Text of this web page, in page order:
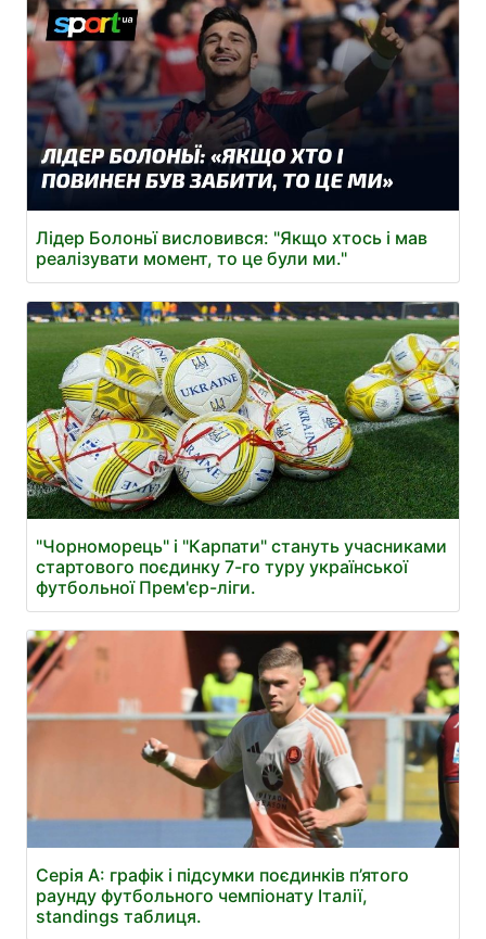
Лідер Болоньї висловився: "Якщо хтось і мав
реалізувати момент, то це були ми."
"Чорноморець" і "Карпати" стануть учасниками
стартового поєдинку 7-го туру української
футбольної Прем'єр-ліги.
Серія А: графік і підсумки поєдинків п’ятого
раунду футбольного чемпіонату Італії,
standings таблиця.